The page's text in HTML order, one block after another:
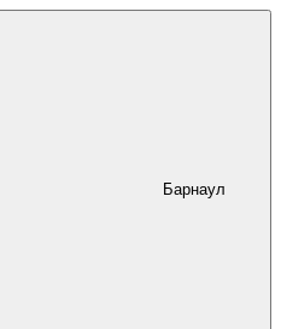
Барнаул